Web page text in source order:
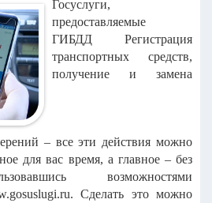
Госуслуги,
предоставляемые
ГИБДД Регистрация
транспортных средств,
получение и замена
– все эти действия можно
для вас время, а главное – без
возможностями
Сделать это можно